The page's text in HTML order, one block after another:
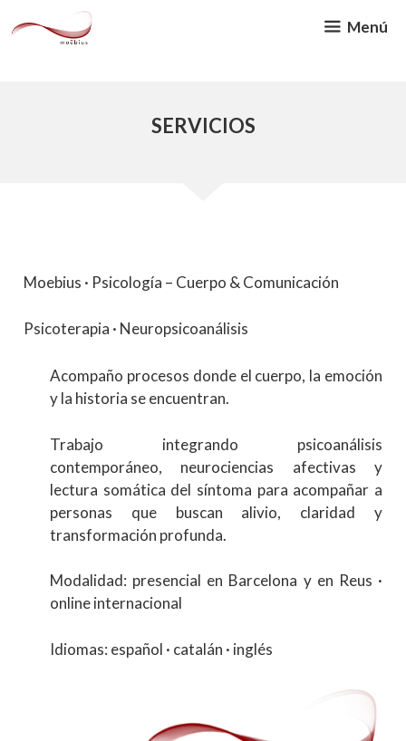
Menú
SERVICIOS
Moebius · Psicología – Cuerpo & Comunicación
Psicoterapia · Neuropsicoanálisis
Acompaño procesos donde el cuerpo, la emoción
y la historia se encuentran.
Trabajo integrando psicoanálisis
contemporáneo, neurociencias afectivas y
lectura somática del síntoma para acompañar a
personas que buscan alivio, claridad y
transformación profunda.
Modalidad: presencial en Barcelona y en Reus ·
online internacional
Idiomas: español · catalán · inglés